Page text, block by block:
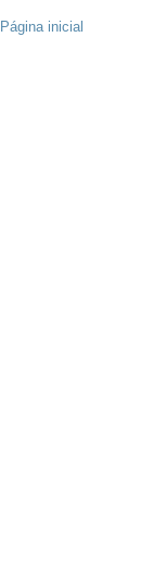
Página inicial